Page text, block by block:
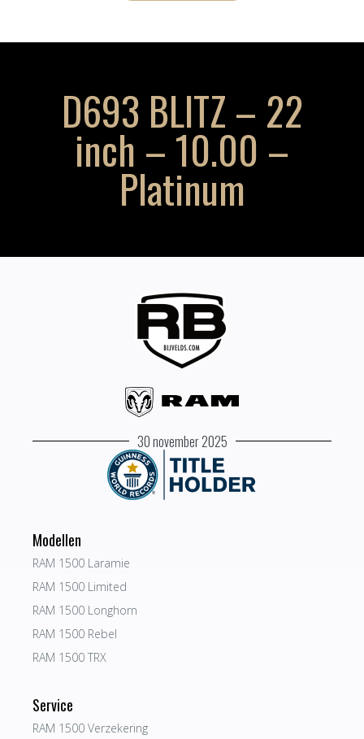
D693 BLITZ – 22
inch – 10.00 –
Platinum
30 november 2025
Modellen
RAM 1500 Laramie
RAM 1500 Limited
RAM 1500 Longhorn
RAM 1500 Rebel
RAM 1500 TRX
Service
RAM 1500 Verzekering